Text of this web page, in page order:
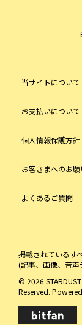
当サイトについて
お支払いについて
個人情報保護方針
お客さまへのお願
よくあるご質問
掲載されているす
(記事、画像、音声
© 2026
Reserved.